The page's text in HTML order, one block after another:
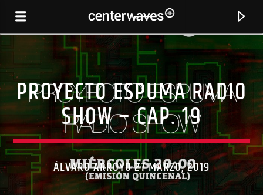
PROYECTO ESPUMA RADIO
SHOW – CAP. 19
ÁLVARO ARROYO 27 MARZO, 2019